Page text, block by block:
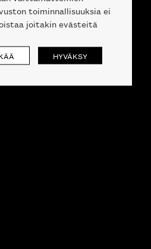
toiminnallisuuksia ei
joitakin evästeitä
HYVÄKSY